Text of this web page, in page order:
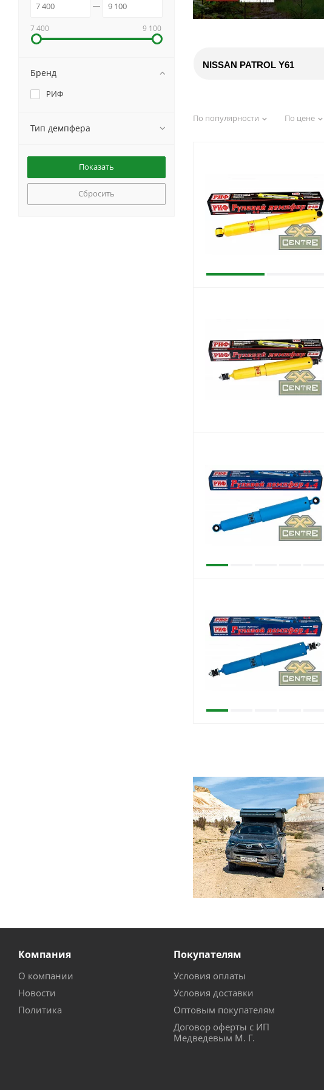
NISSAN PATROL Y61
По популярности По цене
7 400 9 100
Бренд
РИФ
Тип демпфера
Сбросить
Компания
О компании
Новости
Политика
Покупателям
Условия оплаты
Условия доставки
Оптовым покупателям
Договор оферты с ИП
Медведевым М. Г.